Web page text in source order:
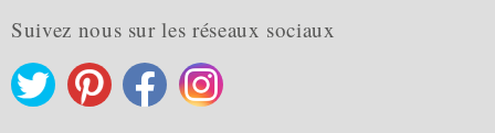
Suivez nous sur les réseaux sociaux